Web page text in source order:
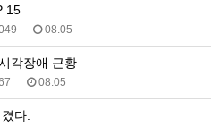
15
08.05
각장애 근황
08.05
다.